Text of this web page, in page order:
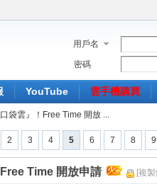
用戶名
密碼
YouTube 雲手機購買
袋雲』！Free Time 開放 ...
2 3 4 5 6 7 8 9
Time 開放申請 [複